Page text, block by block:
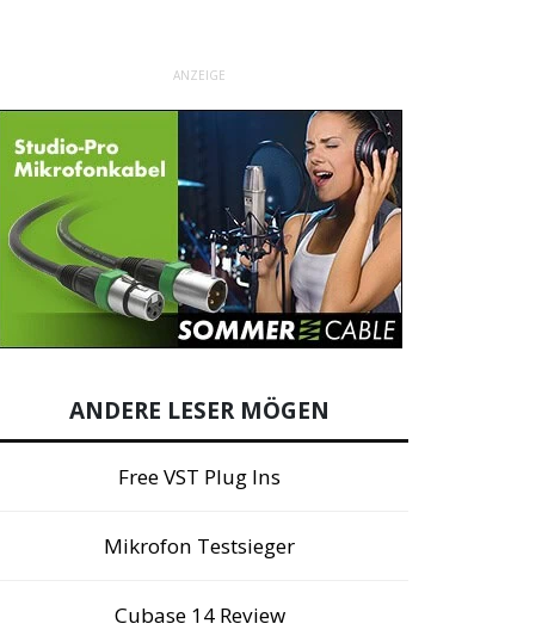
ANZEIGE
ANDERE LESER MÖGEN
Free VST Plug Ins
Mikrofon Testsieger
Cubase 14 Review